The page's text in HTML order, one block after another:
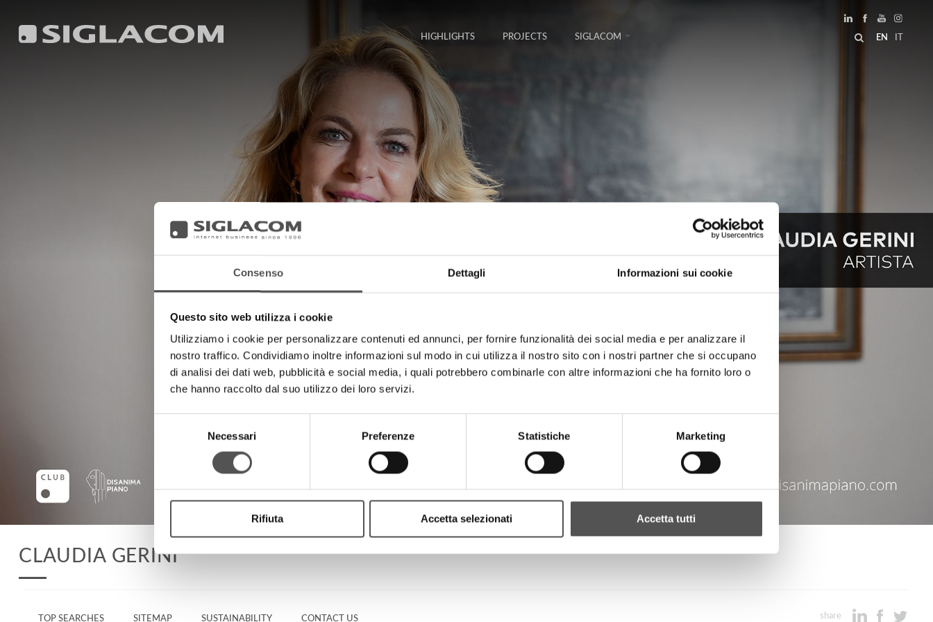
Consenso Dettagli Informazioni sui cookie
Questo sito web utilizza i cookie
Utilizziamo i cookie per personalizzare contenuti ed annunci, per fornire funzionalità dei social media e per analizzare il
nostro traffico. Condividiamo inoltre informazioni sul modo in cui utilizza il nostro sito con i nostri partner che si occupano
di analisi dei dati web, pubblicità e social media, i quali potrebbero combinarle con altre informazioni che ha fornito loro o
che hanno raccolto dal suo utilizzo dei loro servizi.
Necessari Preferenze Statistiche Marketing
Rifiuta Accetta selezionati Accetta tutti
EN
HIGHLIGHTS PROJECTS SIGLACOM
CLAUDIA GERINI
TOP SEARCHES SITEMAP SUSTAINABILITY CONTACT US share